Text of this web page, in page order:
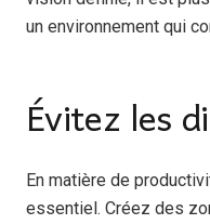
un environnement qui
Évitez les
En matière de
essentiel. Créez des